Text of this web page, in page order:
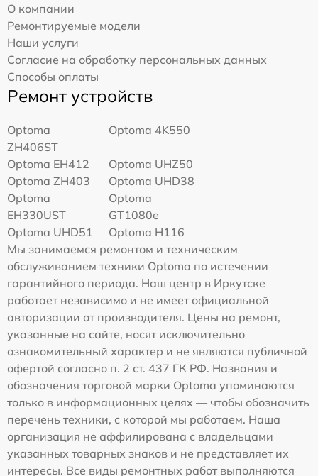
О компании
Ремонтируемые модели
Наши услуги
Согласие на обработку персональных данных
Способы оплаты
Ремонт устройств
Optoma
ZH406ST
Optoma 4K550
Optoma EH412
Optoma UHZ50
Optoma ZH403
Optoma UHD38
Optoma
EH330UST
Optoma
GT1080e
Optoma UHD51
Optoma H116
Мы занимаемся ремонтом и техническим
обслуживанием техники Optoma по истечении
гарантийного периода. Наш центр в Иркутске
работает независимо и не имеет официальной
авторизации от производителя. Цены на ремонт,
указанные на сайте, носят исключительно
ознакомительный характер и не являются публичной
офертой согласно п. 2 ст. 437 ГК РФ. Названия и
обозначения торговой марки Optoma упоминаются
только в информационных целях — чтобы обозначить
перечень техники, с которой мы работаем. Наша
организация не аффилирована с владельцами
указанных товарных знаков и не представляет их
интересы. Все виды ремонтных работ выполняются